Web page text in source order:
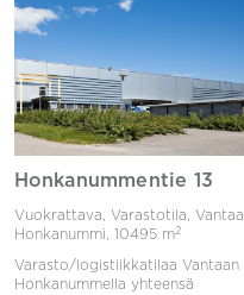
Honkanummentie 13
Vuokrattava, Varastotila, Vantaa,
Honkanummi, 10495 m2
Varasto/logistiikkatilaa Vantaan
Honkanummella yhteensä